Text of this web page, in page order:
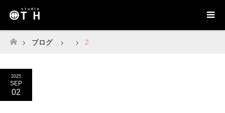
ホーム
ブログ 2
2025
SEP
02